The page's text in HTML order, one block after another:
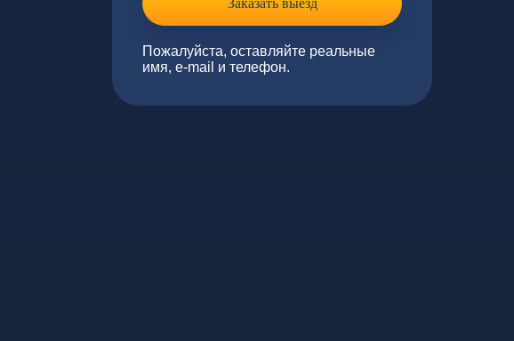
Пожалуйста, оставляйте реальные
имя, e-mail и телефон.